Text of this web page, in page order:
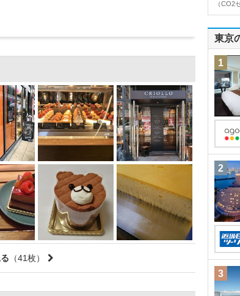
（41枚）
（CO2
東京
1
2
3